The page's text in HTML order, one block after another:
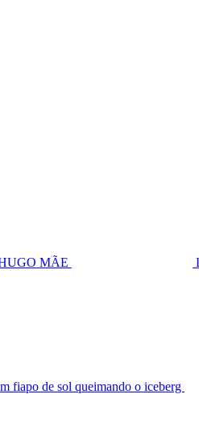
MÃE
fiapo de sol queimando o iceberg